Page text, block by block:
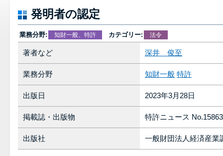
発明者の認定
業務分野: 知財一般、特許 カテゴリー: 法令
著者など 深井 俊至
業務分野 知財一般 特許
出版日 2023年3月28日
掲載誌・出版物 特許ニュース No.15863
出版社 一般財団法人経済産業